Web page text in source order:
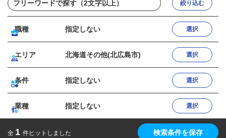
絞り込む
職種 指定しない 選択
エリア 北海道その他(北広島市) 選択
条件 指定しない 選択
業種 指定しない 選択
全 1 件ヒットしました 検索条件を保存